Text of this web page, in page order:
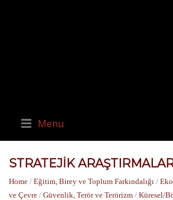
Menu
STRATEJIK
Home / Eğitim, Birey ve Toplum Farkındalığı /
ve Çevre / Güvenlik, Terör ve Terörizm / Küresel/